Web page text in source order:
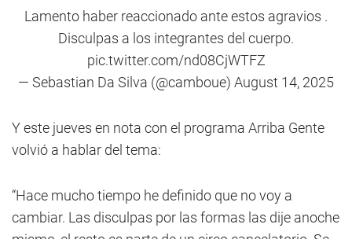
Lamento haber reaccionado ante estos agravios .
Disculpas a los integrantes del cuerpo.
pic.twitter.com/nd08CjWTFZ
— Sebastian Da Silva (@camboue) August 14, 2025
Y este jueves en nota con el programa Arriba Gente
volvió a hablar del tema:
“Hace mucho tiempo he definido que no voy a
cambiar. Las disculpas por las formas las dije anoche